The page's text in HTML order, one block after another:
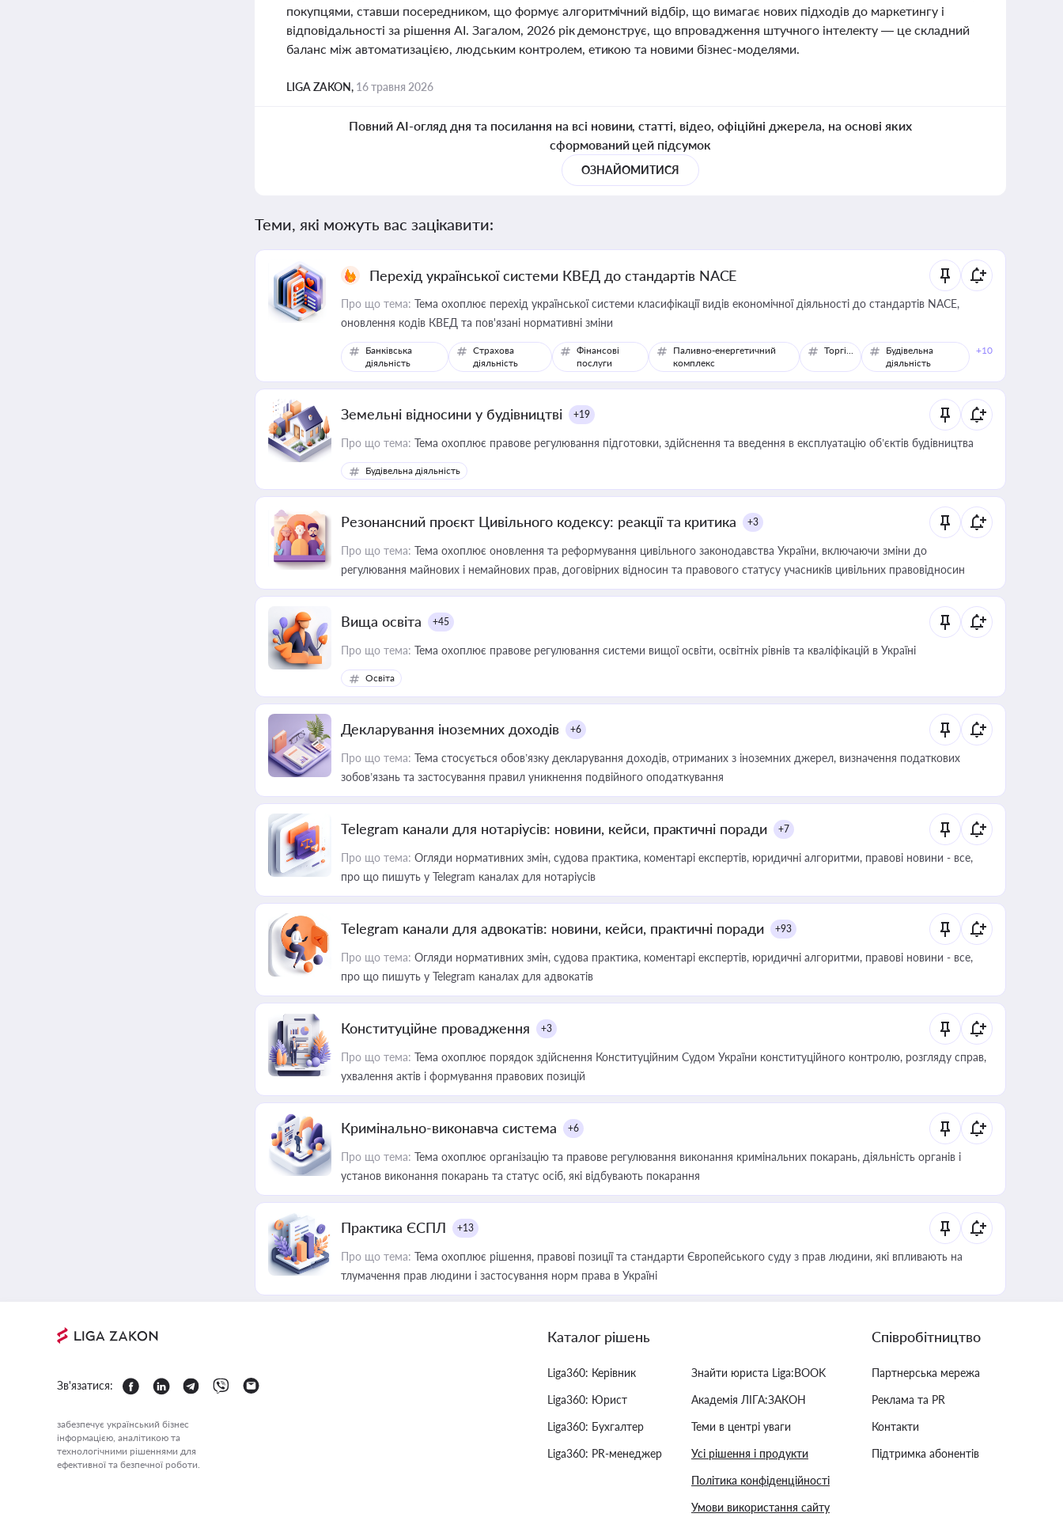
покупцями, ставши посередником, що формує алгоритмічний відбір, що вимагає нових підходів до маркетингу і
відповідальності за рішення AI. Загалом, 2026 рік демонструє, що впровадження штучного інтелекту — це складний
баланс між автоматизацією, людським контролем, етикою та новими бізнес-моделями.
LIGA ZAKON, 16 травня 2026
Повний AI-огляд дня та посилання на всі новини, статті, відео, офіційні джерела, на основі яких
сформований цей підсумок
ОЗНАЙОМИТИСЯ
Теми, які можуть вас зацікавити:
Перехід української системи КВЕД до стандартів NACE
Про що тема: Тема охоплює перехід української системи класифікації видів економічної діяльності до стандартів NACE,
оновлення кодів КВЕД та пов'язані нормативні зміни
Банківська
діяльність
Страхова
діяльність
Фінансові
послуги
Паливно-енергетичний
комплекс
Торгівля
Будівельна
діяльність
+10
Земельні відносини у будівництві +19
Про що тема: Тема охоплює правове регулювання підготовки, здійснення та введення в експлуатацію об’єктів будівництва
Будівельна діяльність
Резонансний проєкт Цивільного кодексу: реакції та критика +3
Про що тема: Тема охоплює оновлення та реформування цивільного законодавства України, включаючи зміни до
регулювання майнових і немайнових прав, договірних відносин та правового статусу учасників цивільних правовідносин
Вища освіта +45
Про що тема: Тема охоплює правове регулювання системи вищої освіти, освітніх рівнів та кваліфікацій в Україні
Освіта
Декларування іноземних доходів +6
Про що тема: Тема стосується обов’язку декларування доходів, отриманих з іноземних джерел, визначення податкових
зобов’язань та застосування правил уникнення подвійного оподаткування
Telegram канали для нотаріусів: новини, кейси, практичні поради +7
Про що тема: Огляди нормативних змін, судова практика, коментарі експертів, юридичні алгоритми, правові новини - все,
про що пишуть у Telegram каналах для нотаріусів
Telegram канали для адвокатів: новини, кейси, практичні поради +93
Про що тема: Огляди нормативних змін, судова практика, коментарі експертів, юридичні алгоритми, правові новини - все,
про що пишуть у Telegram каналах для адвокатів
Конституційне провадження +3
Про що тема: Тема охоплює порядок здійснення Конституційним Судом України конституційного контролю, розгляду справ,
ухвалення актів і формування правових позицій
Кримінально-виконавча система +6
Про що тема: Тема охоплює організацію та правове регулювання виконання кримінальних покарань, діяльність органів і
установ виконання покарань та статус осіб, які відбувають покарання
Практика ЄСПЛ +13
Про що тема: Тема охоплює рішення, правові позиції та стандарти Європейського суду з прав людини, які впливають на
тлумачення прав людини і застосування норм права в Україні
Зв'язатися:
забезпечує український бізнес
інформацією, аналітикою та
технологічними рішеннями для
ефективної та безпечної роботи.
Каталог рішень
Liga360: Керівник
Liga360: Юрист
Liga360: Бухгалтер
Liga360: PR-менеджер
Знайти юриста Liga:BOOK
Академія ЛІГА:ЗАКОН
Теми в центрі уваги
Усі рішення і продукти
Політика конфіденційності
Умови використання сайту
Співробітництво
Партнерська мережа
Реклама та PR
Контакти
Підтримка абонентів